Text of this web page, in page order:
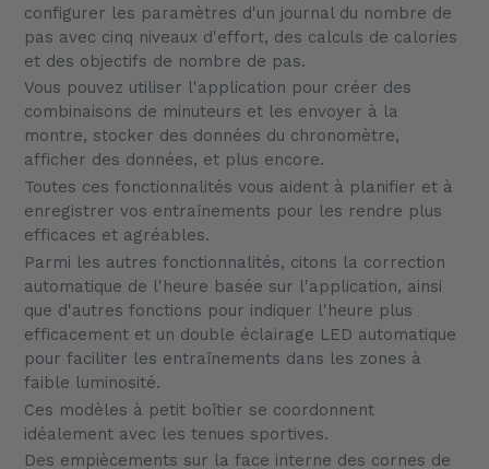
configurer les paramètres d'un journal du nombre de
pas avec cinq niveaux d'effort, des calculs de calories
et des objectifs de nombre de pas.
Vous pouvez utiliser l'application pour créer des
combinaisons de minuteurs et les envoyer à la
montre, stocker des données du chronomètre,
afficher des données, et plus encore.
Toutes ces fonctionnalités vous aident à planifier et à
enregistrer vos entraînements pour les rendre plus
efficaces et agréables.
Parmi les autres fonctionnalités, citons la correction
automatique de l'heure basée sur l'application, ainsi
que d'autres fonctions pour indiquer l'heure plus
efficacement et un double éclairage LED automatique
pour faciliter les entraînements dans les zones à
faible luminosité.
Ces modèles à petit boîtier se coordonnent
idéalement avec les tenues sportives.
Des empiècements sur la face interne des cornes de